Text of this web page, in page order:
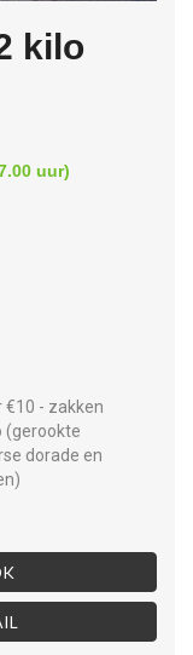
kilo
uur)
€10 - zakken
(gerookte
dorade en